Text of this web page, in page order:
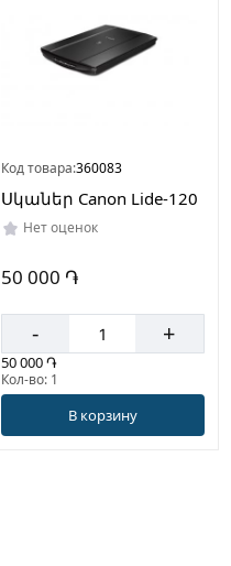
Код товара:360083
Սկաներ Canon Lide-120
Нет оценок
50 000 ֏
- +
50 000 ֏
Кол-во: 1
В корзину